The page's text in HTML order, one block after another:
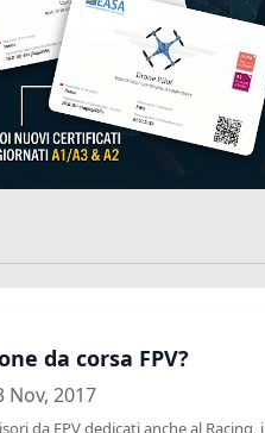
da corsa FPV?
Nov, 2017
da FPV dedicati anche al Racing, i